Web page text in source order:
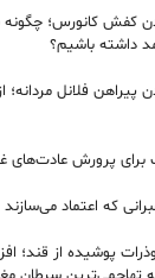
داشته باشیم؟
فلانل مردانه؛
که اعتماد